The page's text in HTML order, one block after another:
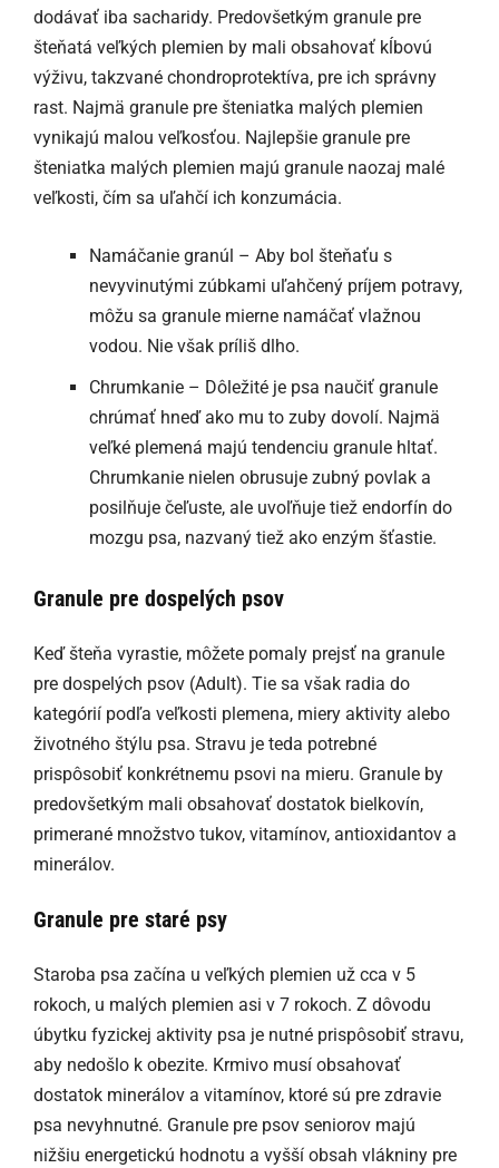
dodávať iba sacharidy. Predovšetkým granule pre
šteňatá veľkých plemien by mali obsahovať kĺbovú
výživu, takzvané chondroprotektíva, pre ich správny
rast. Najmä granule pre šteniatka malých plemien
vynikajú malou veľkosťou. Najlepšie granule pre
šteniatka malých plemien majú granule naozaj malé
veľkosti, čím sa uľahčí ich konzumácia.
Namáčanie granúl – Aby bol šteňaťu s
nevyvinutými zúbkami uľahčený príjem potravy,
môžu sa granule mierne namáčať vlažnou
vodou. Nie však príliš dlho.
Chrumkanie – Dôležité je psa naučiť granule
chrúmať hneď ako mu to zuby dovolí. Najmä
veľké plemená majú tendenciu granule hltať.
Chrumkanie nielen obrusuje zubný povlak a
posilňuje čeľuste, ale uvoľňuje tiež endorfín do
mozgu psa, nazvaný tiež ako enzým šťastie.
Granule pre dospelých psov
Keď šteňa vyrastie, môžete pomaly prejsť na granule
pre dospelých psov (Adult). Tie sa však radia do
kategórií podľa veľkosti plemena, miery aktivity alebo
životného štýlu psa. Stravu je teda potrebné
prispôsobiť konkrétnemu psovi na mieru. Granule by
predovšetkým mali obsahovať dostatok bielkovín,
primerané množstvo tukov, vitamínov, antioxidantov a
minerálov.
Granule pre staré psy
Staroba psa začína u veľkých plemien už cca v 5
rokoch, u malých plemien asi v 7 rokoch. Z dôvodu
úbytku fyzickej aktivity psa je nutné prispôsobiť stravu,
aby nedošlo k obezite. Krmivo musí obsahovať
dostatok minerálov a vitamínov, ktoré sú pre zdravie
psa nevyhnutné. Granule pre psov seniorov majú
nižšiu energetickú hodnotu a vyšší obsah vlákniny pre